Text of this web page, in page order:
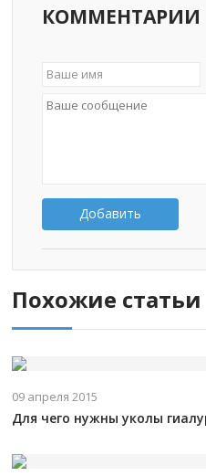
КОММЕНТАРИИ
Добавить
Похожие статьи
09 апреля 2015
Для чего нужны уколы